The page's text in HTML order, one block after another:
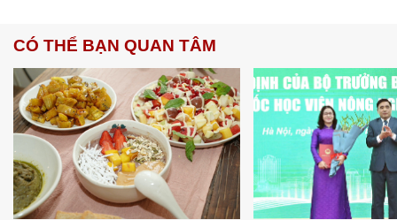
CÓ THỂ BẠN QUAN TÂM